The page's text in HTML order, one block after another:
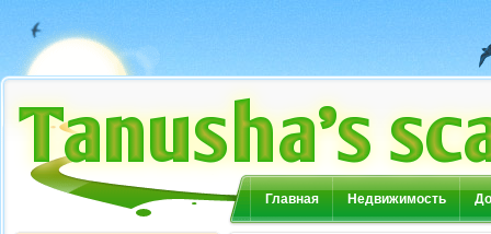
Главная Недвижимость